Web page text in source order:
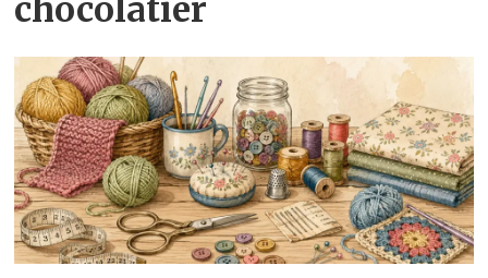
chocolatier